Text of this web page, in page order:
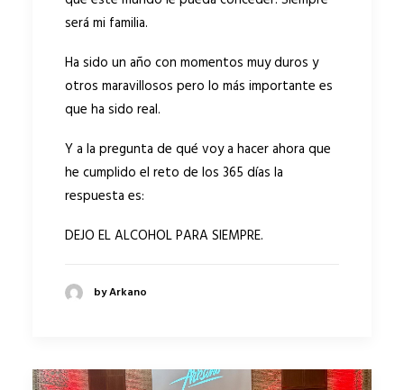
será mi familia.
Ha sido un año con momentos muy duros y
otros maravillosos pero lo más importante es
que ha sido real.
Y a la pregunta de qué voy a hacer ahora que
he cumplido el reto de los 365 días la
respuesta es:
DEJO EL ALCOHOL PARA SIEMPRE.
by Arkano